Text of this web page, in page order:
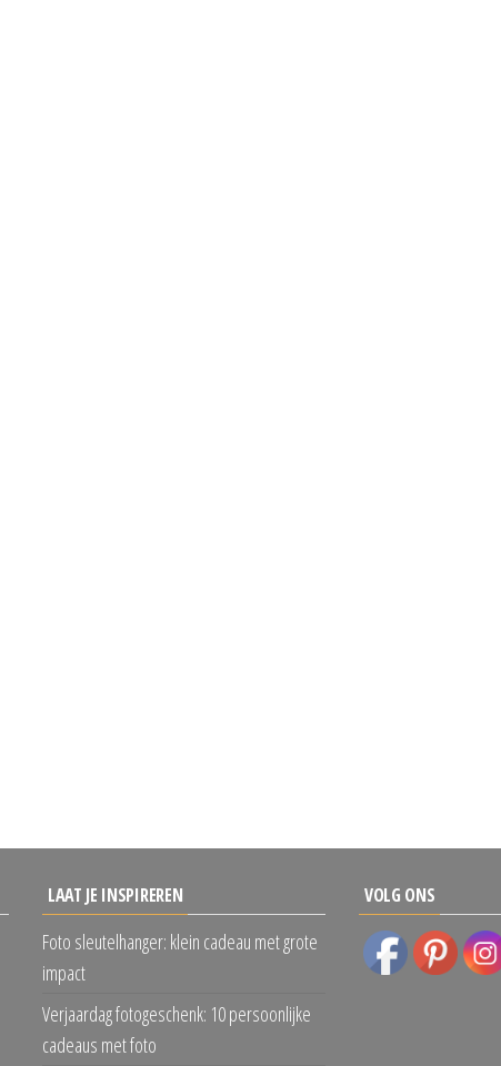
LAAT JE INSPIREREN
Foto sleutelhanger: klein cadeau met grote
impact
Verjaardag fotogeschenk: 10 persoonlijke
cadeaus met foto
VOLG ONS